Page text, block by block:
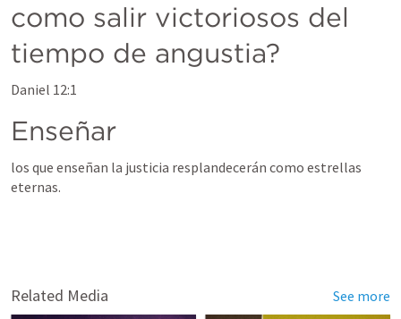
como salir victoriosos del
tiempo de angustia?
Daniel 12:1
Enseñar
los que enseñan la justicia resplandecerán como estrellas
eternas.
Related Media See more